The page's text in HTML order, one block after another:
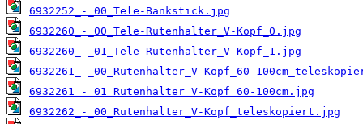
6932252_-_00_Tele-Bankstick.jpg
6932260_-_00_Tele-Rutenhalter_V-Kopf_0.jpg
6932260_-_01_Tele-Rutenhalter_V-Kopf_1.jpg
6932261_-_00_Rutenhalter_V-Kopf_60-
6932261_-_01_Rutenhalter_V-Kopf_60-100cm.jpg
6932262_-_00_Rutenhalter_V-Kopf_teleskopiert.jpg